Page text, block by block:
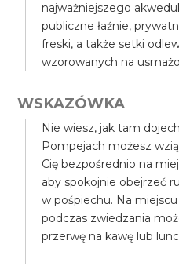
najważniejszego
publiczne łaźnie,
freski, a także setki
wzorowanych na
WSKAZÓWKA
Nie wiesz, jak tam
Pompejach możesz
Cię bezpośrednio na
aby spokojnie obejrzeć
w pośpiechu. Na
podczas zwiedzania
przerwę na kawę lub